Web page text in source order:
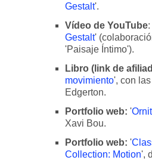
Gestalt'.
Vídeo de YouTube
Gestalt'
'Paisaje Íntimo').
Libro (link de
movimiento', con
Edgerton.
Portfolio web: '
Xavi Bou.
Portfolio web: '
Collection: Motion',